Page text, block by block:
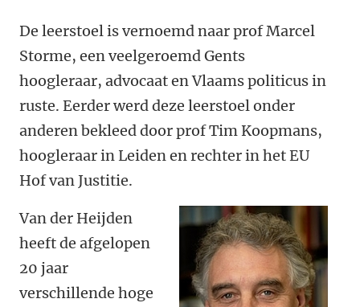
De leerstoel is vernoemd naar prof Marcel
Storme, een veelgeroemd Gents
hoogleraar, advocaat en Vlaams politicus in
ruste. Eerder werd deze leerstoel onder
anderen bekleed door prof Tim Koopmans,
hoogleraar in Leiden en rechter in het EU
Hof van Justitie.
Van der Heijden
heeft de afgelopen
20 jaar
verschillende hoge